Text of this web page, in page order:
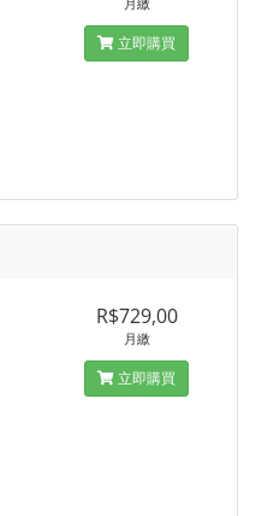
立即購買
R$729,00
月繳
立即購買